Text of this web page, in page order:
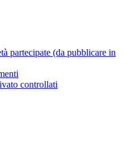
partecipate (da pubblicare in
controllati